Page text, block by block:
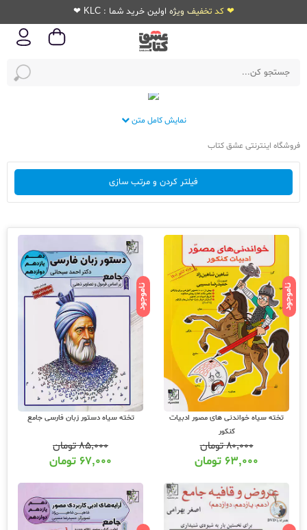
❤ کد تخفیف ویژه اولین خرید شما : KLC ❤
نمایش کامل متن
فروشگاه اینترنتی عشق کتاب
فیلتر کردن و مرتب سازی
ناموجود
تخته سیاه خواندنی های مصور ادبیات
کنکور
۸۰,۰۰۰تومان
۶۳,۰۰۰ تومان
ناموجود
تخته سیاه دستور زبان فارسی جامع
۸۵,۰۰۰تومان
۶۷,۰۰۰ تومان